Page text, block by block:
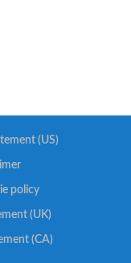
(US)
policy
(UK)
(CA)